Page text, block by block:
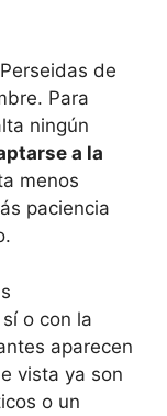
de
Para
ningún
a la
menos
paciencia
o con la
aparecen
vista ya son
o un